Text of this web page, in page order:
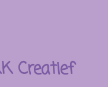
Creatief